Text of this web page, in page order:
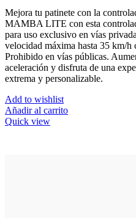
Mejora tu patinete con la
MAMBA LITE con esta
para uso exclusivo en vías
velocidad máxima hasta 35 km/h
Prohibido en vías públicas.
aceleración y disfruta de una
extrema y personalizable.
Add to wishlist
Añadir al carrito
Quick view